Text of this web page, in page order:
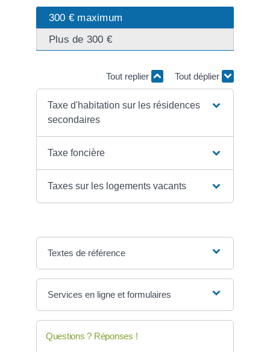
300 € maximum
Plus de 300 €
Tout replier Tout déplier
Taxe d'habitation sur les résidences
secondaires
Taxe foncière
Taxes sur les logements vacants
Textes de référence
Services en ligne et formulaires
Questions ? Réponses !